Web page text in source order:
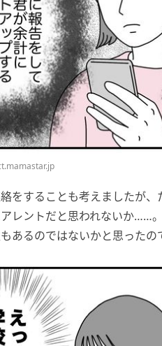
をすることも考えましたが
レントだと思われないか……
あるのではないかと思ったの